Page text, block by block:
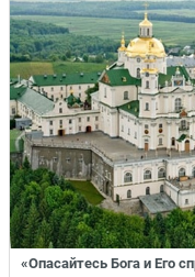
«Опасайтесь Бога и Его